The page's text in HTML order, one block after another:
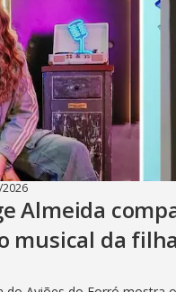
Almeida
musical da